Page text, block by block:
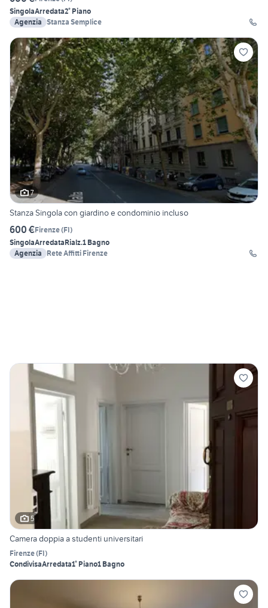
SingolaArredata2° Piano
Agenzia Stanza Semplice
7
Stanza Singola con giardino e condominio incluso
600 €Firenze(FI)
SingolaArredataRialz.1 Bagno
Agenzia
Rete Affitti Firenze
5
Camera doppia a studenti universitari
Firenze(FI)
CondivisaArredata1° Piano1 Bagno